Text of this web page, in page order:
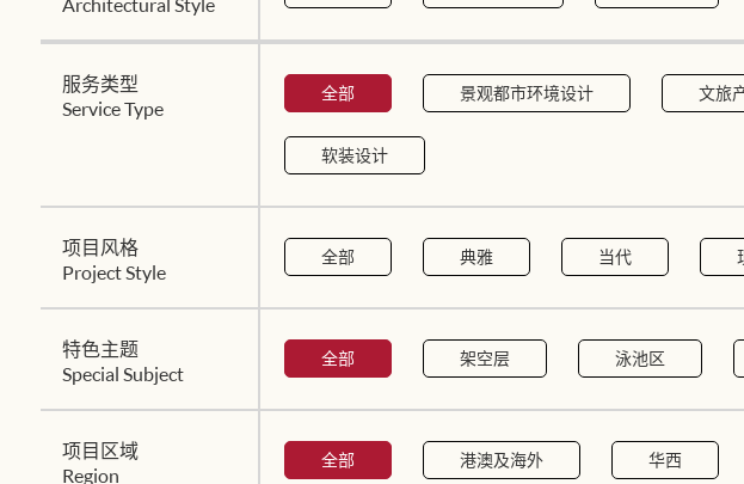
服务类型
Service Type
全部 景观都市环境设计 文旅
软装设计
项目风格
Project Style
全部 典雅 当代
特色主题
Special Subject
全部 架空层 泳池区
项目区域
Region
全部 港澳及海外 华西